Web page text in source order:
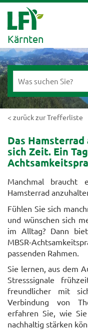
Kärnten
< zurück zur Trefferliste
Das
sich Zeit. Ein
Manchmal
Hamsterrad
Fühlen Sie sich
und wünschen sich
im Alltag? Dann
MBSR-
passenden Rahmen.
Sie lernen, aus dem
Stresssignale
freundlicher mit
Verbindung von
erfahren Sie, wie
nachhaltig stärken